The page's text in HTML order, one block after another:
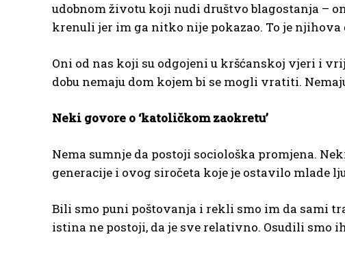
udobnom životu koji nudi društvo blagostanja –
krenuli jer im ga nitko nije pokazao. To je njihova
Oni od nas koji su odgojeni u kršćanskoj vjeri i
dobu nemaju dom kojem bi se mogli vratiti.
Neki govore o ‘katoličkom zaokretu’
Nema sumnje da postoji sociološka promjena.
generacije i ovog siročeta koje je ostavilo mlade
Bili smo puni poštovanja i rekli smo im da sami
istina ne postoji, da je sve relativno. Osudili